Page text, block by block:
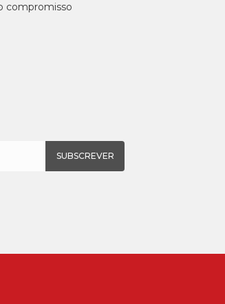
compromisso